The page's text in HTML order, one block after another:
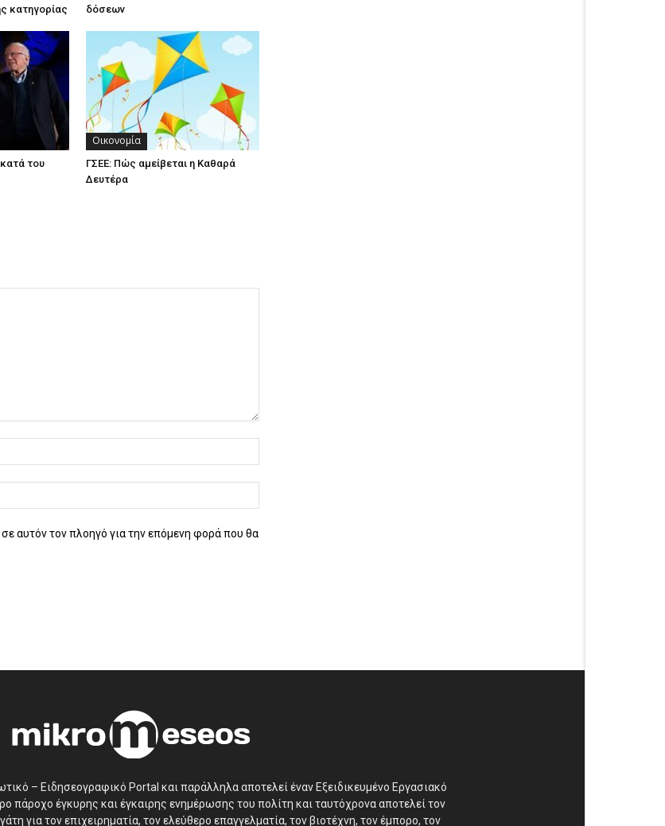
κατηγορίας
δόσεων
του
Οικονομία
ΓΣΕΕ: Πώς αμείβεται η Καθαρά
Δευτέρα
αυτόν τον πλοηγό για την επόμενη φορά που θα
– Ειδησεογραφικό Portal και παράλληλα αποτελεί έναν Εξειδικευμένο Εργασιακό
πάροχο έγκυρης και έγκαιρης ενημέρωσης του πολίτη και ταυτόχρονα αποτελεί τον
για τον επιχειρηματία, τον ελεύθερο επαγγελματία, τον βιοτέχνη, τον έμπορο, τον